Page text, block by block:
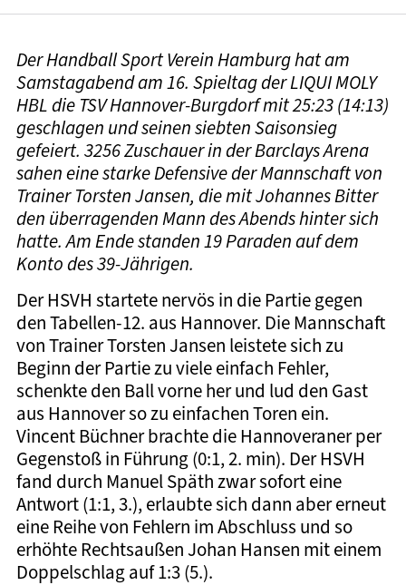
Der Handball Sport Verein Hamburg hat am
Samstagabend am 16. Spieltag der LIQUI MOLY
HBL die TSV Hannover-Burgdorf mit 25:23 (14:13)
geschlagen und seinen siebten Saisonsieg
gefeiert. 3256 Zuschauer in der Barclays Arena
sahen eine starke Defensive der Mannschaft von
Trainer Torsten Jansen, die mit Johannes Bitter
den überragenden Mann des Abends hinter sich
hatte. Am Ende standen 19 Paraden auf dem
Konto des 39-Jährigen.
Der HSVH startete nervös in die Partie gegen
den Tabellen-12. aus Hannover. Die Mannschaft
von Trainer Torsten Jansen leistete sich zu
Beginn der Partie zu viele einfach Fehler,
schenkte den Ball vorne her und lud den Gast
aus Hannover so zu einfachen Toren ein.
Vincent Büchner brachte die Hannoveraner per
Gegenstoß in Führung (0:1, 2. min). Der HSVH
fand durch Manuel Späth zwar sofort eine
Antwort (1:1, 3.), erlaubte sich dann aber erneut
eine Reihe von Fehlern im Abschluss und so
erhöhte Rechtsaußen Johan Hansen mit einem
Doppelschlag auf 1:3 (5.).